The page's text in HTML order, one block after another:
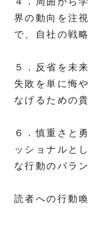
界の動向を注
で、自社の戦
５．反省を未
失敗を単に悔
なげるための
６．慎重さと
ッショナルと
な行動のバラ
読者への行動